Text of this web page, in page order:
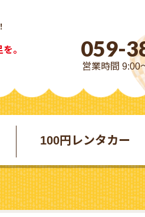
。 059-
営業時間 9:00
100円レンタカー